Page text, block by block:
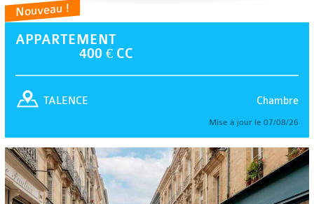
Nouveau !
APPARTEMENT
400 € CC
Chambre
TALENCE
Mise à jour le 07/08/26